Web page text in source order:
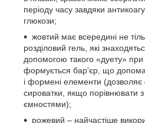
періоду часу завдяки
глюкози;
жовтий має всередині не
розділовий гель, які
допомогою такого «дуету»
формується бар'єр, що
і формені елементи
сироватки, якщо порівнювати
ємностями);
рожевий – найчастіше